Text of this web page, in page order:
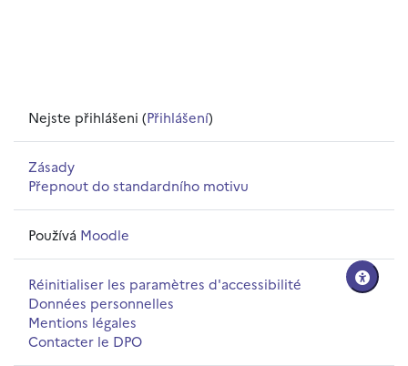
Nejste přihlášeni (Přihlášení)
Zásady
Přepnout do standardního motivu
Používá Moodle
Réinitialiser les paramètres d'accessibilité
Données personnelles
Mentions légales
Contacter le DPO